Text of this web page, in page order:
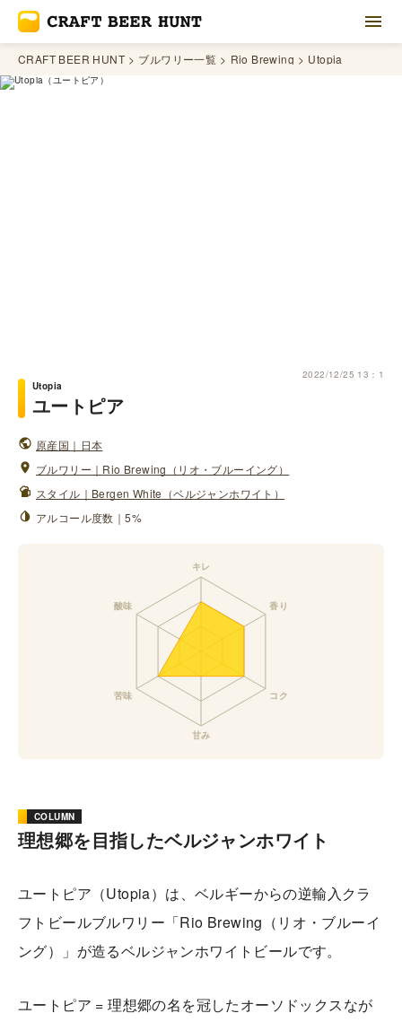
CRAFT BEER HUNT ブルワリー一覧 Rio Brewing Utopia
2022/12/25 13：1
Utopia
ユートピア
原産国｜日本
ブルワリー｜Rio Brewing（リオ・ブルーイング）
スタイル｜Bergen White（ベルジャンホワイト）
アルコール度数｜5%
COLUMN
理想郷を目指したベルジャンホワイト
ユートピア（Utopia）は、ベルギーからの逆輸入クラ
フトビールブルワリー「Rio Brewing（リオ・ブルーイ
ング）」が造るベルジャンホワイトビールです。
ユートピア = 理想郷の名を冠したオーソドックスなが